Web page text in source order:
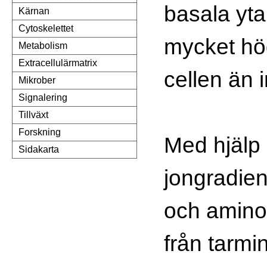
Kärnan
Cytoskelettet
Metabolism
Extracellulärmatrix
Mikrober
Signalering
Tillväxt
Forskning
Sidakarta
basala
mycket
cellen än
Med
och
från